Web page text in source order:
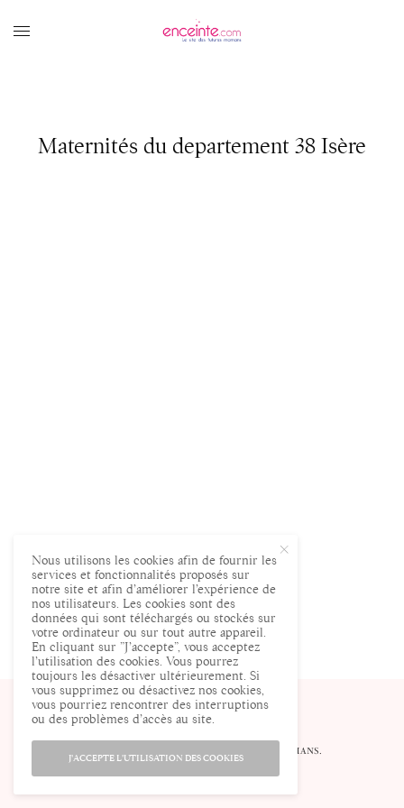
Maternités du departement 38 Isère
© ENCEINTE.COM LE SITE DES FUTURES MAMANS.
Nous utilisons les cookies afin de fournir les
services et fonctionnalités proposés sur
notre site et afin d’améliorer l’expérience de
nos utilisateurs. Les cookies sont des
données qui sont téléchargés ou stockés sur
votre ordinateur ou sur tout autre appareil.
En cliquant sur ”J’accepte”, vous acceptez
l’utilisation des cookies. Vous pourrez
toujours les désactiver ultérieurement. Si
vous supprimez ou désactivez nos cookies,
vous pourriez rencontrer des interruptions
ou des problèmes d’accès au site.
J'ACCEPTE L'UTILISATION DES COOKIES